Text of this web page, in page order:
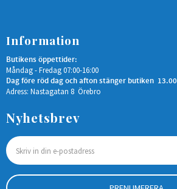
Information
Butikens öppettider:
Måndag - Fredag 07:00-16:00
Dag före röd dag och afton stänger butiken 13.00
Adress: Nastagatan 8 Örebro
Nyhetsbrev